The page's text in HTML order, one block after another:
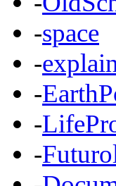
-space
-
-
-
-